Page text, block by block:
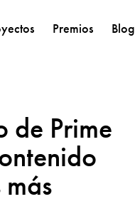
Premios Blog
de Prime